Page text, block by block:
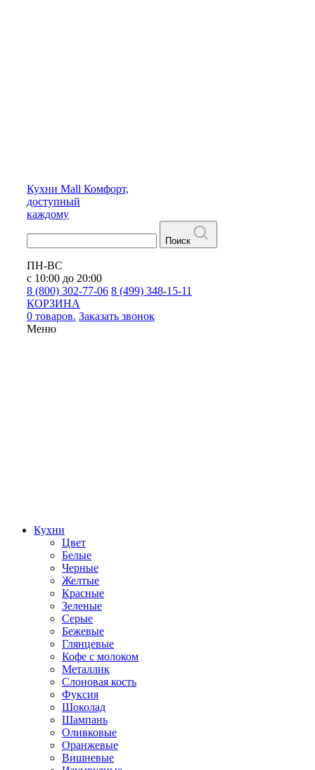
Кухни Mall Комфорт,
доступный
каждому
Поиск
ПН-ВС
с 10:00 до 20:00
8 (800) 302-77-06 8 (499) 348-15-11
КОРЗИНА
0 товаров. Заказать звонок
Меню
Кухни
Цвет
Белые
Черные
Желтые
Красные
Зеленые
Серые
Бежевые
Глянцевые
Кофе с молоком
Металлик
Слоновая кость
Фуксия
Шоколад
Шампань
Оливковые
Оранжевые
Вишневые